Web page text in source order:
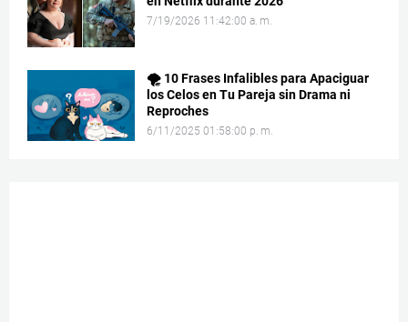
7/19/2026 11:42:00 a. m.
🌪️ 10 Frases Infalibles para Apaciguar
los Celos en Tu Pareja sin Drama ni
Reproches
6/11/2025 01:58:00 p. m.